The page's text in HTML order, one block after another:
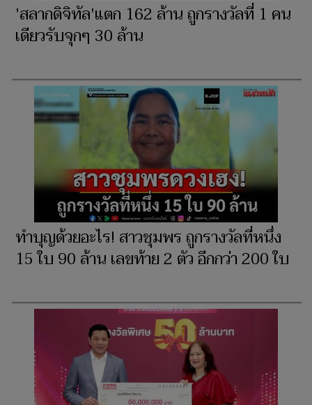
'สลากดิจิทัล'แตก 162 ล้าน ถูกรางวัลที่ 1 คน
เดียวรับจุกๆ 30 ล้าน
ทำบุญด้วยอะไร! สาวชุมพร ถูกรางวัลที่หนึ่ง
15 ใบ 90 ล้าน เลขท้าย 2 ตัว อีกกว่า 200 ใบ